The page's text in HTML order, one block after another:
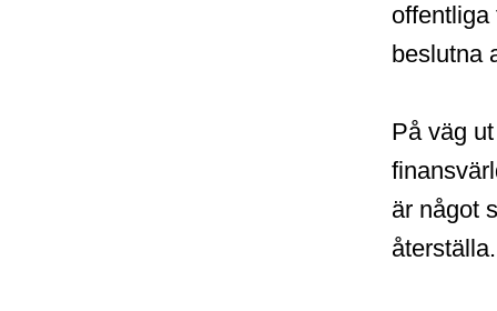
offentliga
beslutna
På väg
är något
återställa.